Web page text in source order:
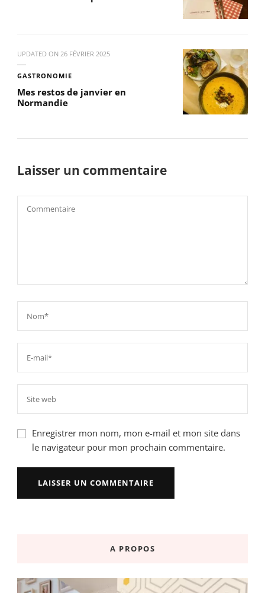
UPDATED ON 26 FÉVRIER 2025
GASTRONOMIE
Mes restos de janvier en
Normandie
Laisser un commentaire
Enregistrer mon nom, mon e-mail et mon site dans
le navigateur pour mon prochain commentaire.
A PROPOS